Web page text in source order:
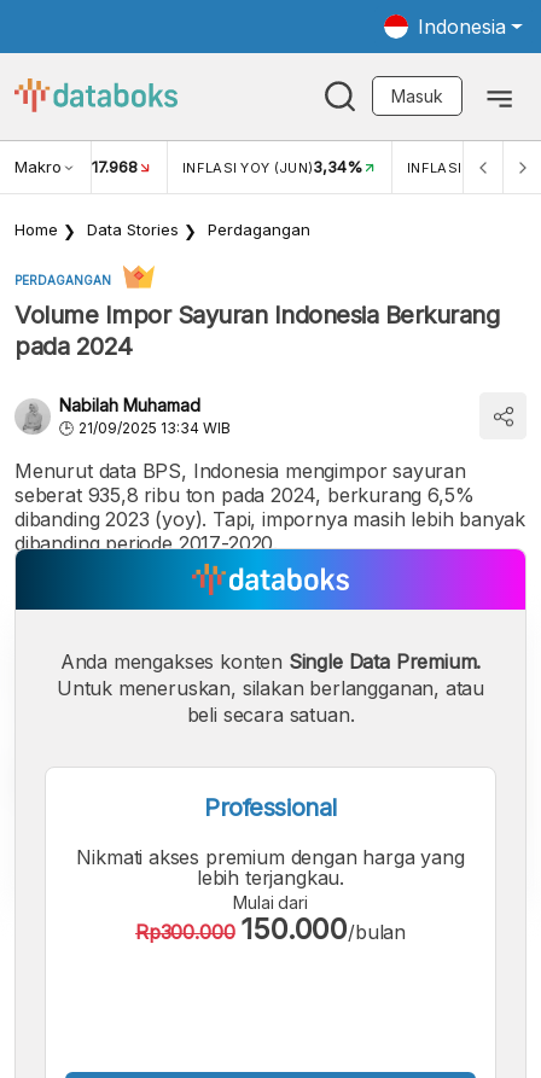
Indonesia
Masuk
Makro
USD/IDR17.968 INFLASI YOY (JUN)3,34% INFLASI MOM
Home Data Stories Perdagangan
PERDAGANGAN
Volume Impor Sayuran Indonesia Berkurang
pada 2024
Nabilah Muhamad
21/09/2025 13:34 WIB
Menurut data BPS, Indonesia mengimpor sayuran
seberat 935,8 ribu ton pada 2024, berkurang 6,5%
dibanding 2023 (yoy). Tapi, impornya masih lebih banyak
dibanding periode 2017-2020.
A A A
Anda mengakses konten Single Data Premium.
Untuk meneruskan, silakan berlangganan, atau
beli secara satuan.
Professional
Nikmati akses premium dengan harga yang
lebih terjangkau.
Mulai dari
Rp300.000 150.000/bulan